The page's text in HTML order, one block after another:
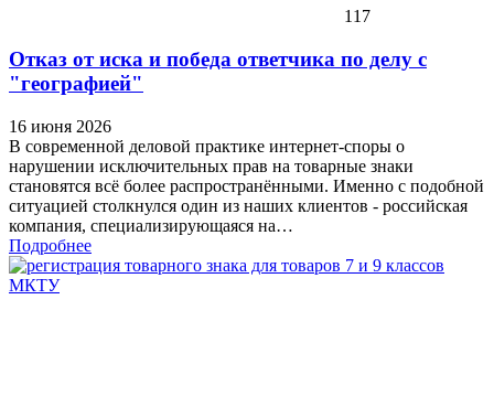
117
Отказ от иска и победа ответчика по делу с
"географией"
16 июня 2026
В современной деловой практике интернет-споры о
нарушении исключительных прав на товарные знаки
становятся всё более распространёнными. Именно с подобной
ситуацией столкнулся один из наших клиентов - российская
компания, специализирующаяся на…
Подробнее